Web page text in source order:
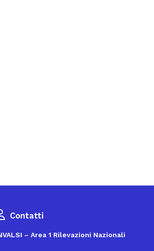
Contatti
– Area 1 Rilevazioni Nazionali